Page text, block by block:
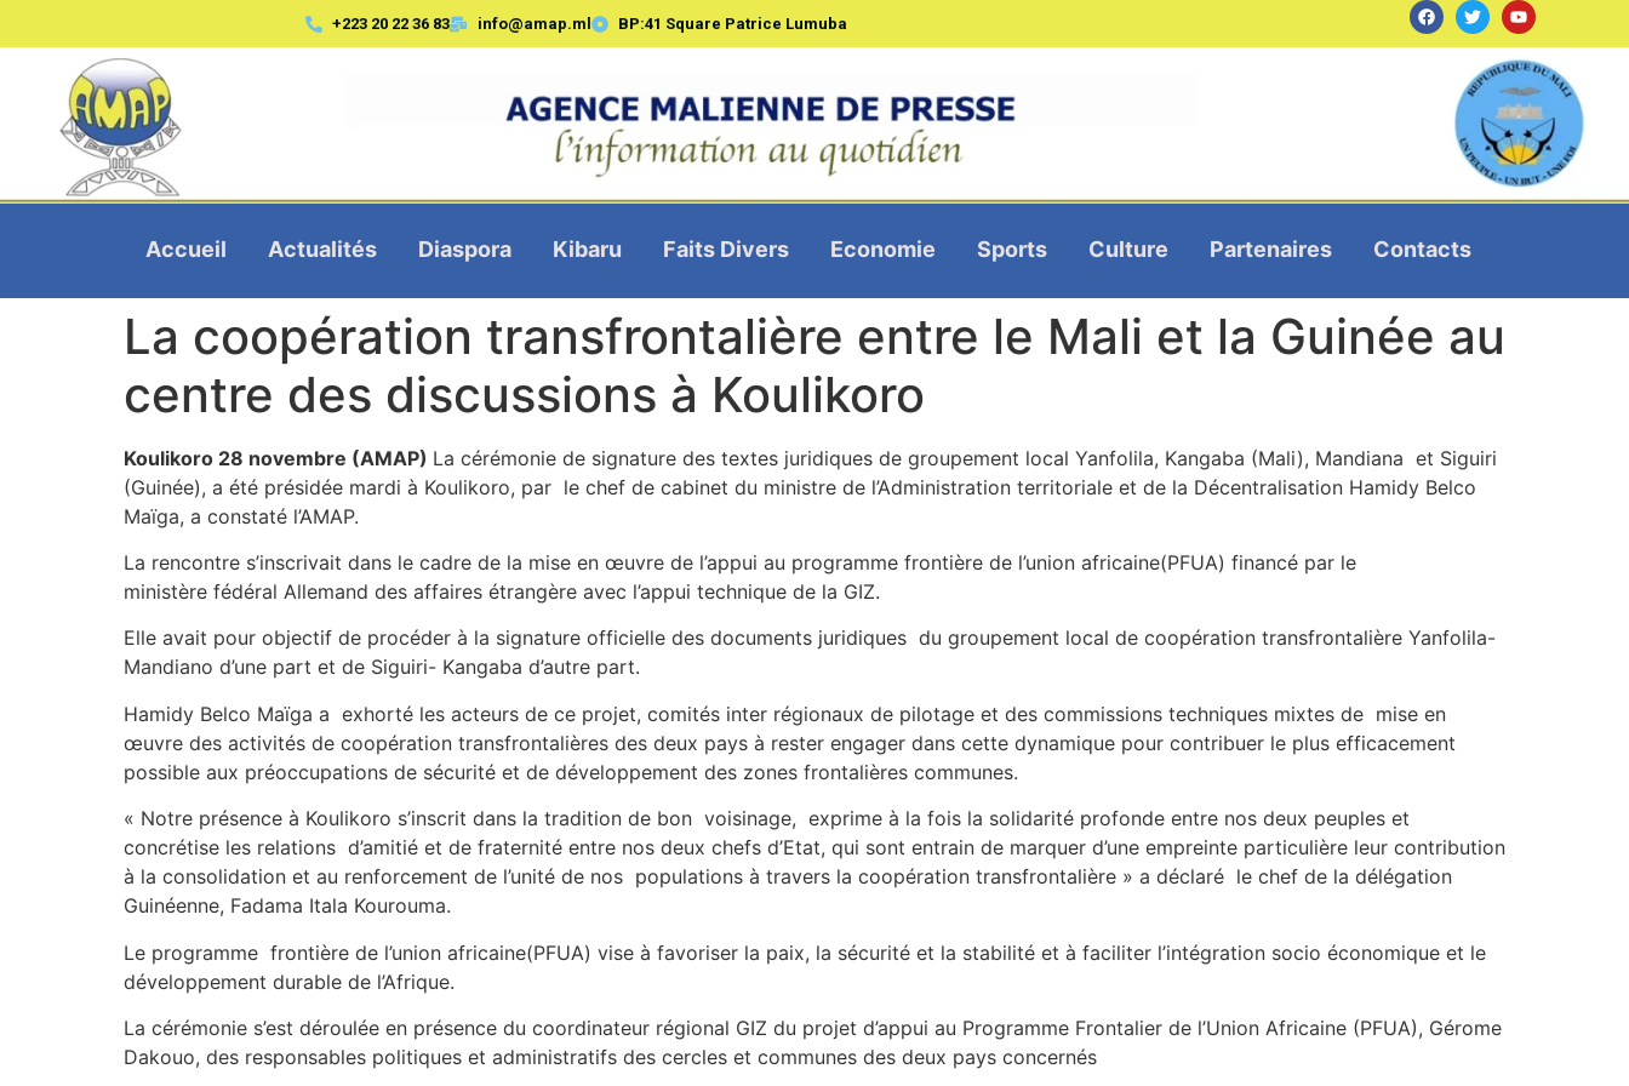
+223 20 22 36 83 info@amap.ml BP:41 Square Patrice Lumuba
Accueil Actualités Diaspora Kibaru Faits Divers Economie Sports Culture Partenaires Contacts
La coopération transfrontalière entre le Mali et la Guinée au
centre des discussions à Koulikoro
Koulikoro 28 novembre (AMAP) La cérémonie de signature des textes juridiques de groupement local Yanfolila, Kangaba (Mali), Mandiana et Siguiri
(Guinée), a été présidée mardi à Koulikoro, par le chef de cabinet du ministre de l’Administration territoriale et de la Décentralisation Hamidy Belco
Maïga, a constaté l’AMAP.
La rencontre s’inscrivait dans le cadre de la mise en œuvre de l’appui au programme frontière de l’union africaine(PFUA) financé par le
ministère fédéral Allemand des affaires étrangère avec l’appui technique de la GIZ.
Elle avait pour objectif de procéder à la signature officielle des documents juridiques du groupement local de coopération transfrontalière Yanfolila-
Mandiano d’une part et de Siguiri- Kangaba d’autre part.
Hamidy Belco Maïga a exhorté les acteurs de ce projet, comités inter régionaux de pilotage et des commissions techniques mixtes de mise en
œuvre des activités de coopération transfrontalières des deux pays à rester engager dans cette dynamique pour contribuer le plus efficacement
possible aux préoccupations de sécurité et de développement des zones frontalières communes.
« Notre présence à Koulikoro s’inscrit dans la tradition de bon voisinage, exprime à la fois la solidarité profonde entre nos deux peuples et
concrétise les relations d’amitié et de fraternité entre nos deux chefs d’Etat, qui sont entrain de marquer d’une empreinte particulière leur contribution
à la consolidation et au renforcement de l’unité de nos populations à travers la coopération transfrontalière » a déclaré le chef de la délégation
Guinéenne, Fadama Itala Kourouma.
Le programme frontière de l’union africaine(PFUA) vise à favoriser la paix, la sécurité et la stabilité et à faciliter l’intégration socio économique et le
développement durable de l’Afrique.
La cérémonie s’est déroulée en présence du coordinateur régional GIZ du projet d’appui au Programme Frontalier de l’Union Africaine (PFUA), Gérome
Dakouo, des responsables politiques et administratifs des cercles et communes des deux pays concernés